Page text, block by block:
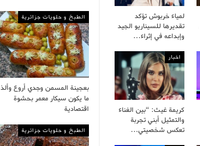
الطبخ و حلويات جزائرية
بعجينة المسمن وجدي أروع وألذ
ما يكون سيكار معمر بحشوة
اقتصادية
الطبخ و حلويات جزائرية
لمياء خربوش تؤكد
تقديرها للسيناريو الجيد
وإبداعه في إثراء…
اخبار
كريمة غيث: “بين الغناء
والتمثيل أبني تجربة
تعكس شخصيتي…